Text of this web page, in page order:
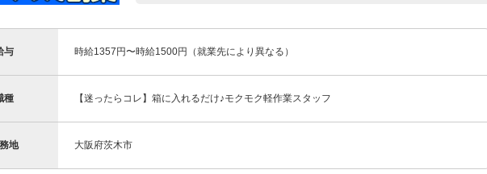
与 時給1357円〜時給1500円（就業先により異なる）
種 【迷ったらコレ】箱に入れるだけ♪モクモク軽作業スタッフ
地 大阪府茨木市